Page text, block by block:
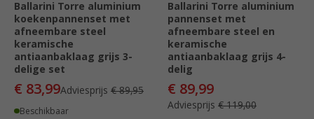
Ballarini Torre aluminium
koekenpannenset met
afneembare steel
keramische
antiaanbaklaag grijs 3-
delige set
€ 83,99Adviesprijs € 89,95
Beschikbaar
Ballarini Torre aluminium
pannenset met
afneembare steel en
keramische
antiaanbaklaag grijs 4-
delig
€ 89,99
Adviesprijs € 119,00